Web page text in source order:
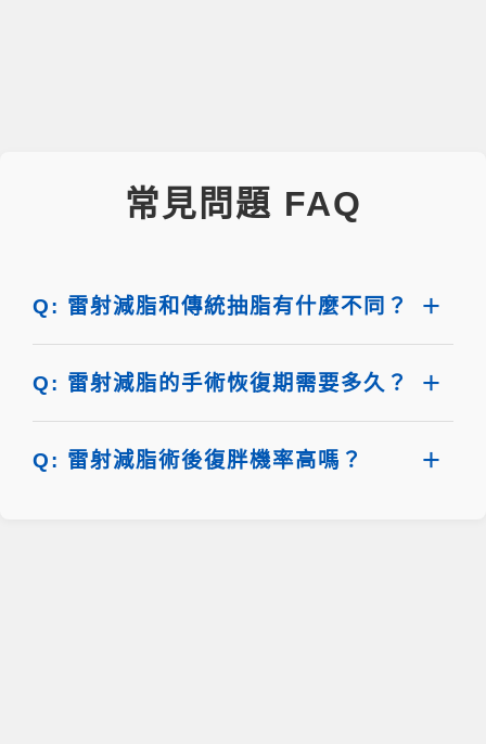
常見問題 FAQ
Q: 雷射減脂和傳統抽脂有什麼不同？
Q: 雷射減脂的手術恢復期需要多久？
Q: 雷射減脂術後復胖機率高嗎？